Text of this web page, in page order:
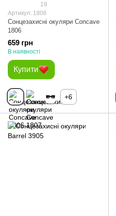
19
Артикул: 1806
Сонцезахисні окуляри Concave
1806
659 грн
В наявності
Купити
+6